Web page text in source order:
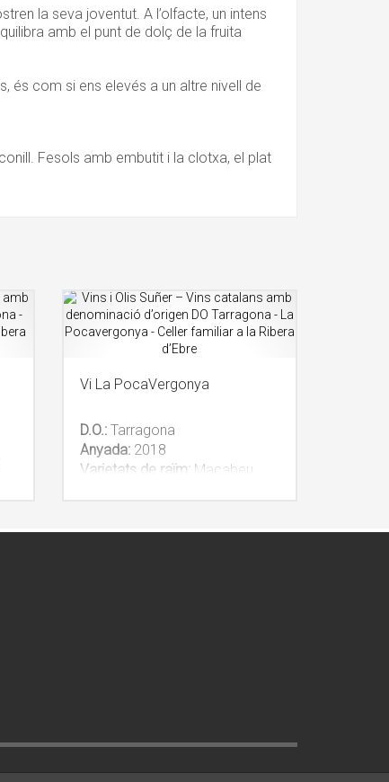
la seva joventut. A l’olfacte, un intens
amb el punt de dolç de la fruita
és com si ens elevés a un altre nivell de
Fesols amb embutit i la clotxa, el plat
Vi La PocaVergonya
D.O.:Tarragona
Anyada: 2018
Varietats de raïm: Macabeu,
És possible comprar una unitat